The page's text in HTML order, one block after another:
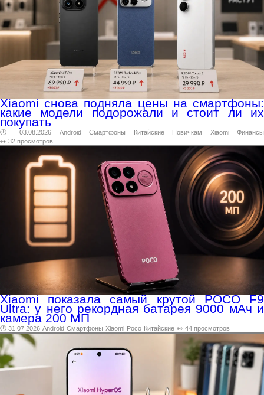
Xiaomi снова подняла цены на смартфоны:
какие модели подорожали и стоит ли их
покупать
🕑 03.08.2026 Android Смартфоны Китайские Новичкам Xiaomi
Финансы
👀 32 просмотров
Xiaomi показала самый крутой POCO F9
Ultra: у него рекордная батарея 9000 мАч и
камера 200 МП
🕑 31.07.2026 Android Смартфоны Xiaomi Poco Китайские 👀 44 просмотров